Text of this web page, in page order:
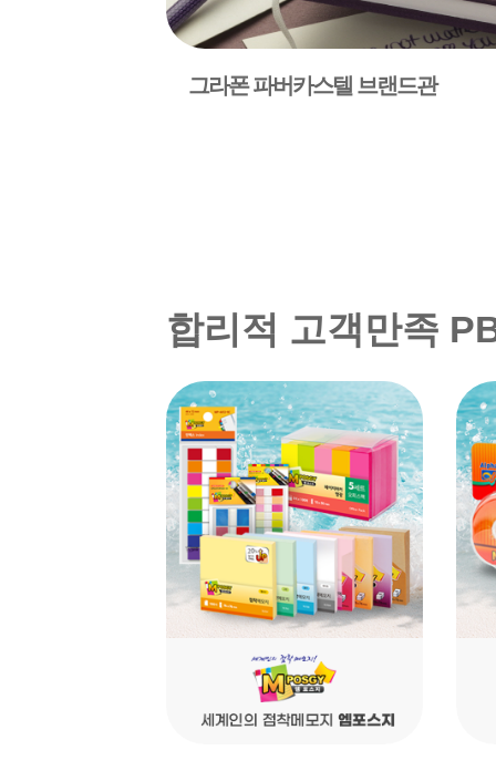
그라폰 파버카스텔 브랜드관
합리적 고객만족